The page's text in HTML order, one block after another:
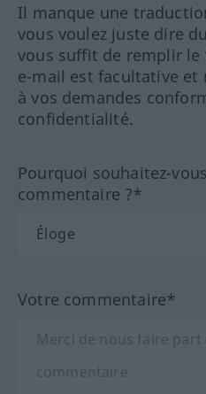
Il manque une
vous voulez juste dire
vous suffit de remplir le
e-mail est facultative et
à vos demandes
confidentialité.
Pourquoi souhaitez-
commentaire ?*
Votre commentaire*